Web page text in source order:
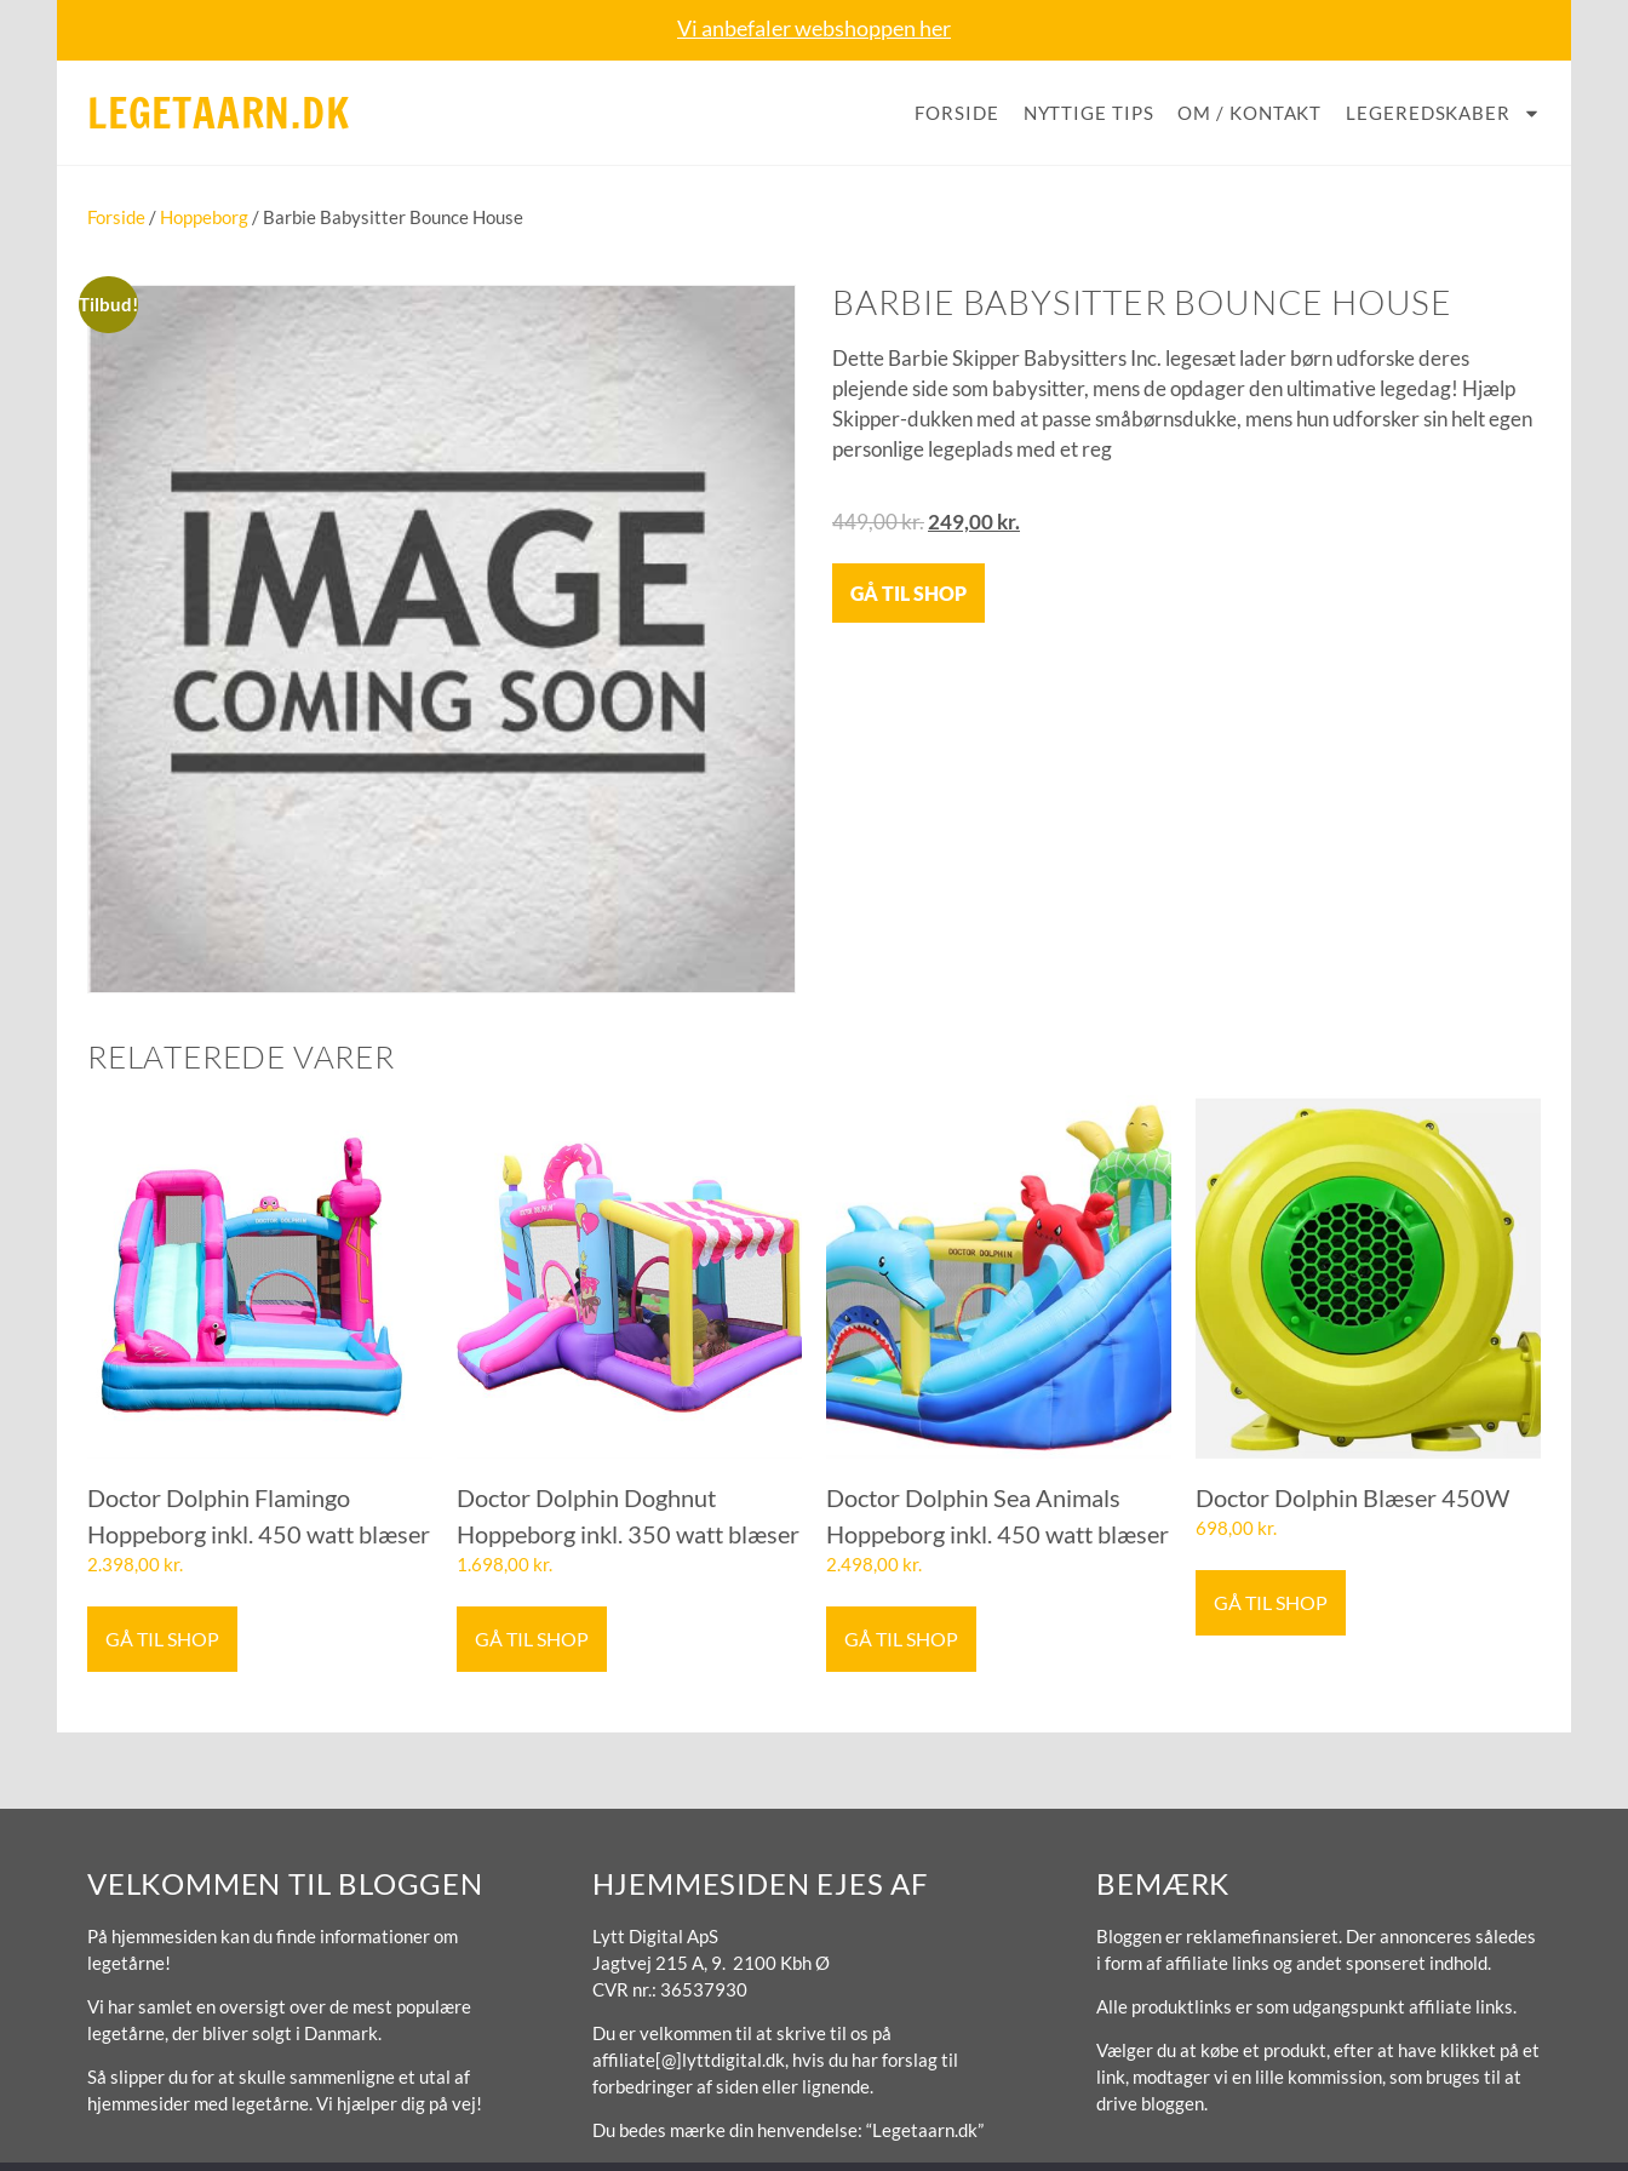
Vi anbefaler webshoppen her
LEGETAARN.DK FORSIDE NYTTIGE TIPS OM / KONTAKT LEGEREDSKABER
Forside / Hoppeborg / Barbie Babysitter Bounce House
Tilbud! BARBIE BABYSITTER BOUNCE HOUSE
Dette Barbie Skipper Babysitters Inc. legesæt lader børn udforske deres
plejende side som babysitter, mens de opdager den ultimative legedag! Hjælp
Skipper-dukken med at passe småbørnsdukke, mens hun udforsker sin helt egen
personlige legeplads med et reg
449,00kr.249,00kr.
GÅ TIL SHOP
RELATEREDE VARER
Doctor Dolphin Flamingo
Hoppeborg inkl. 450 watt blæser
2.398,00 kr.
GÅ TIL SHOP
Doctor Dolphin Doghnut
Hoppeborg inkl. 350 watt blæser
1.698,00 kr.
GÅ TIL SHOP
Doctor Dolphin Sea Animals
Hoppeborg inkl. 450 watt blæser
2.498,00 kr.
GÅ TIL SHOP
Doctor Dolphin Blæser 450W
698,00 kr.
GÅ TIL SHOP
VELKOMMEN TIL BLOGGEN
På hjemmesiden kan du finde informationer om
legetårne!
Vi har samlet en oversigt over de mest populære
legetårne, der bliver solgt i Danmark.
Så slipper du for at skulle sammenligne et utal af
hjemmesider med legetårne. Vi hjælper dig på vej!
HJEMMESIDEN EJES AF
Lytt Digital ApS
Jagtvej 215 A, 9. 2100 Kbh Ø
CVR nr.: 36537930
Du er velkommen til at skrive til os på
affiliate[@]lyttdigital.dk, hvis du har forslag til
forbedringer af siden eller lignende.
Du bedes mærke din henvendelse: “Legetaarn.dk”
BEMÆRK
Bloggen er reklamefinansieret. Der annonceres således
i form af affiliate links og andet sponseret indhold.
Alle produktlinks er som udgangspunkt affiliate links.
Vælger du at købe et produkt, efter at have klikket på et
link, modtager vi en lille kommission, som bruges til at
drive bloggen.